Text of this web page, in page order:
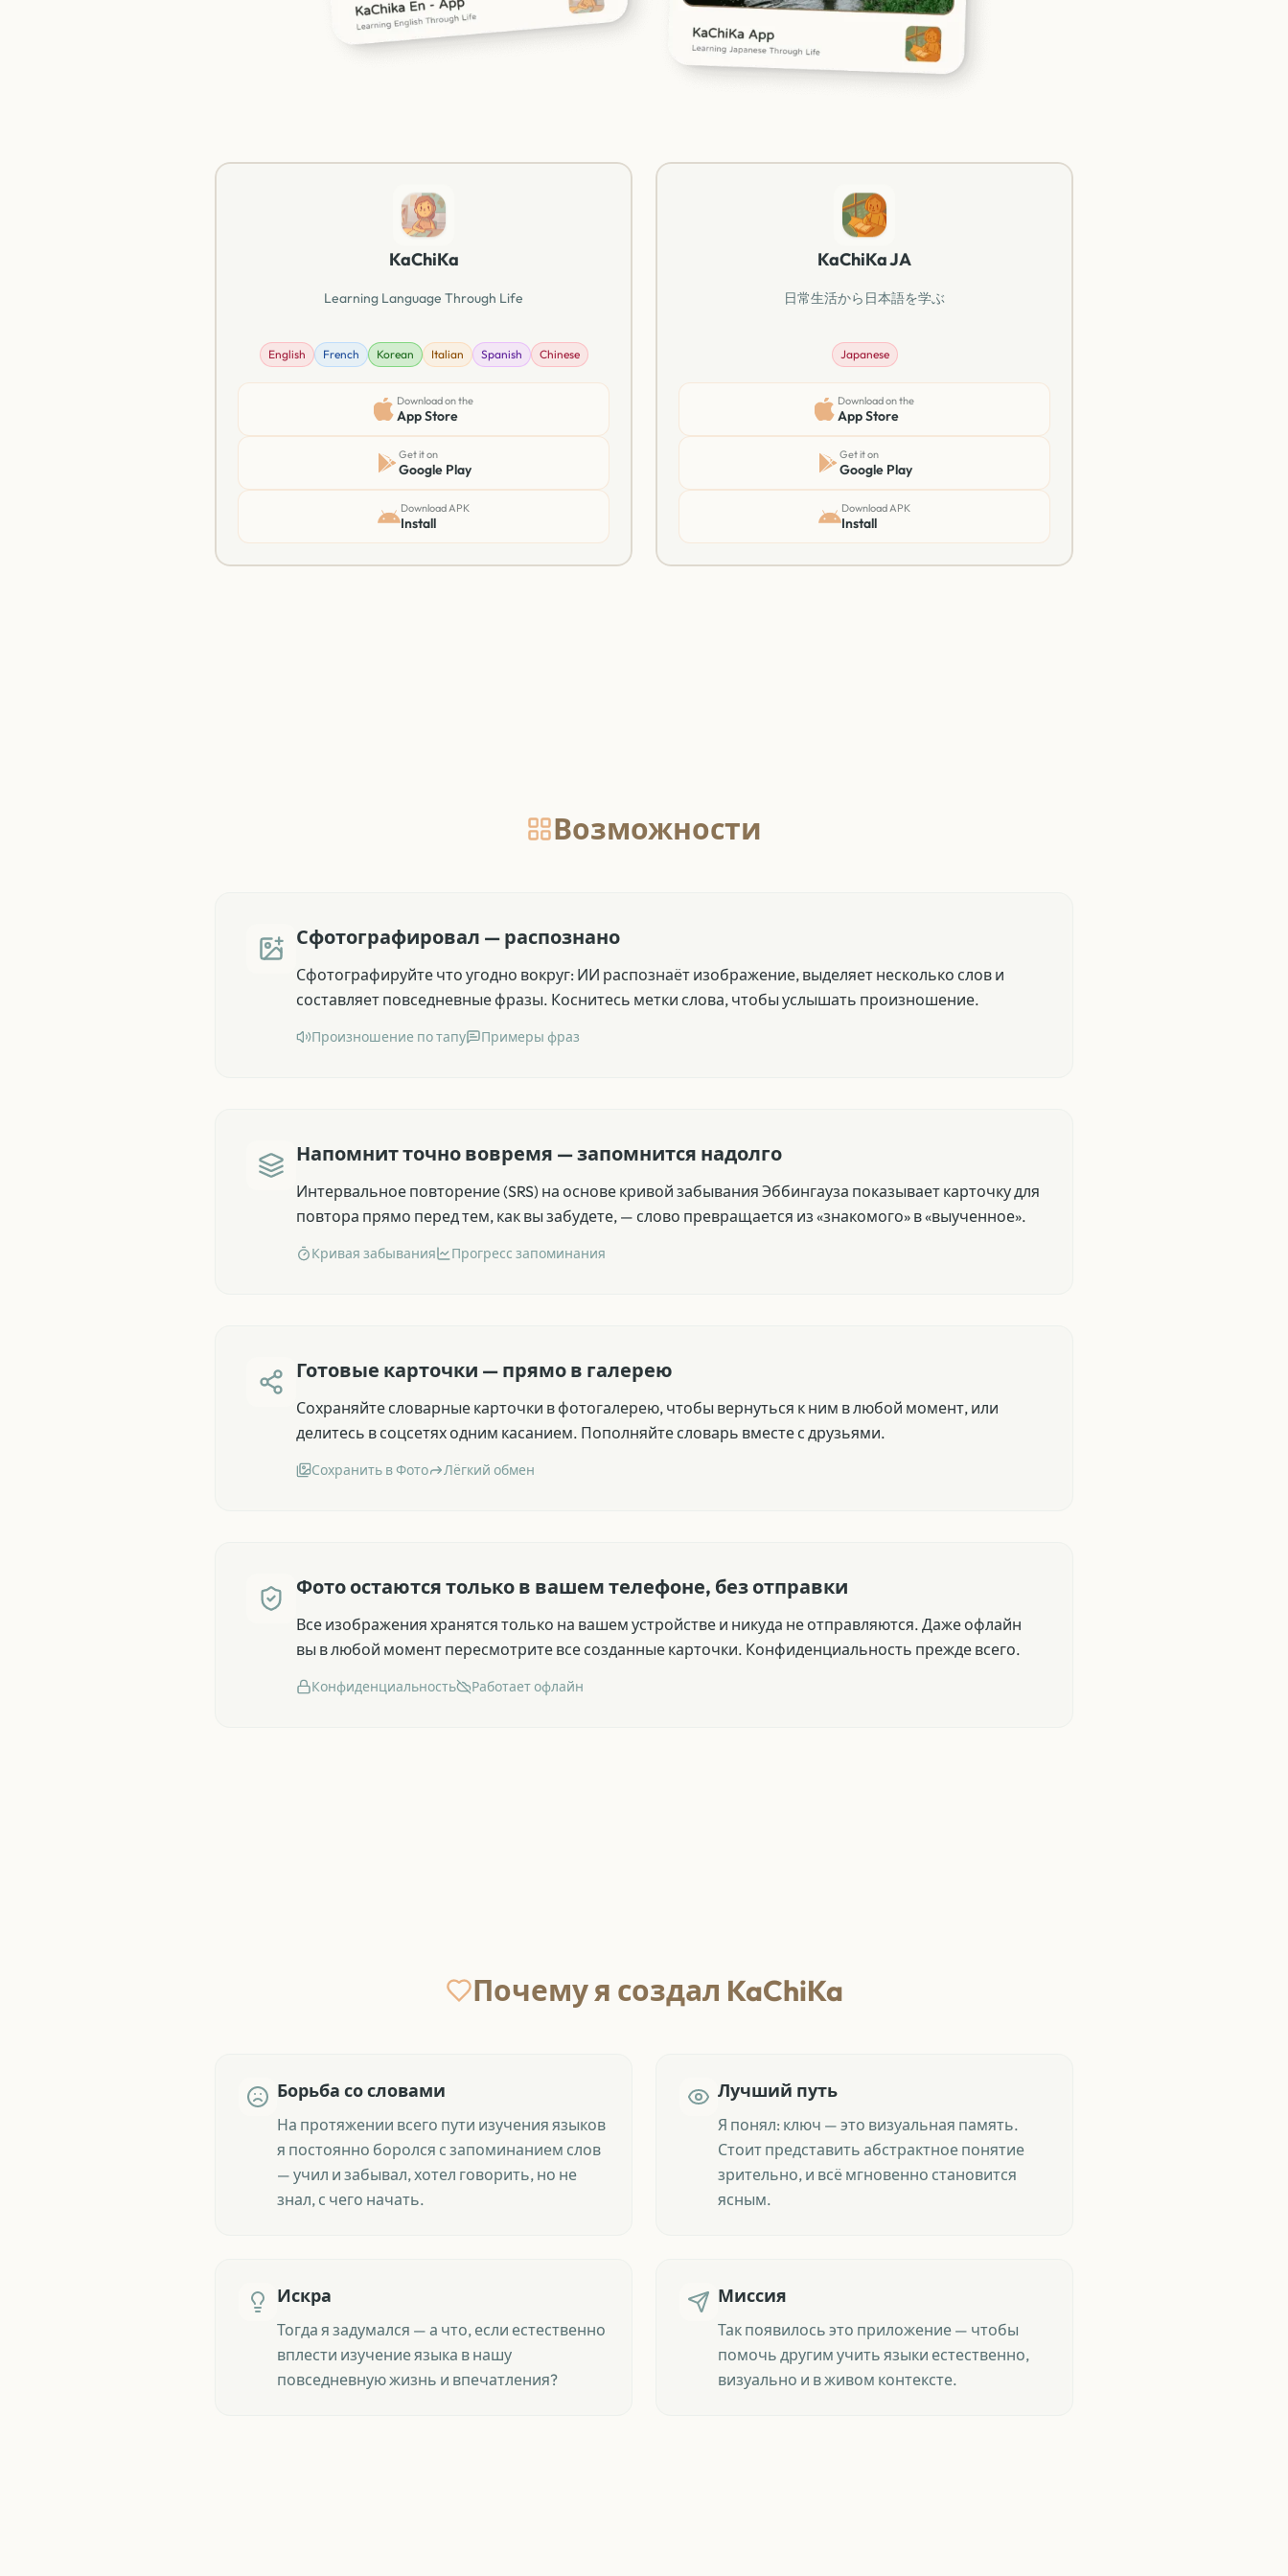
KaChiKa
Learning Language Through Life
English French Korean Italian Spanish Chinese
Download on the
App Store
Get it on
Google Play
Download APK
Install
KaChiKa JA
日常生活から日本語を学ぶ
Japanese
Download on the
App Store
Get it on
Google Play
Download APK
Install
Возможности
Сфотографировал — распознано
Сфотографируйте что угодно вокруг: ИИ распознаёт изображение, выделяет несколько слов и
составляет повседневные фразы. Коснитесь метки слова, чтобы услышать произношение.
Произношение по тапу Примеры фраз
Напомнит точно вовремя — запомнится надолго
Интервальное повторение (SRS) на основе кривой забывания Эббингауза показывает карточку для
повтора прямо перед тем, как вы забудете, — слово превращается из «знакомого» в «выученное».
Кривая забывания Прогресс запоминания
Готовые карточки — прямо в галерею
Сохраняйте словарные карточки в фотогалерею, чтобы вернуться к ним в любой момент, или
делитесь в соцсетях одним касанием. Пополняйте словарь вместе с друзьями.
Сохранить в Фото Лёгкий обмен
Фото остаются только в вашем телефоне, без отправки
Все изображения хранятся только на вашем устройстве и никуда не отправляются. Даже офлайн
вы в любой момент пересмотрите все созданные карточки. Конфиденциальность прежде всего.
Конфиденциальность Работает офлайн
Почему я создал KaChiKa
Борьба со словами
На протяжении всего пути изучения языков
я постоянно боролся с запоминанием слов
— учил и забывал, хотел говорить, но не
знал, с чего начать.
Лучший путь
Я понял: ключ — это визуальная память.
Стоит представить абстрактное понятие
зрительно, и всё мгновенно становится
ясным.
Искра
Тогда я задумался — а что, если естественно
вплести изучение языка в нашу
повседневную жизнь и впечатления?
Миссия
Так появилось это приложение — чтобы
помочь другим учить языки естественно,
визуально и в живом контексте.